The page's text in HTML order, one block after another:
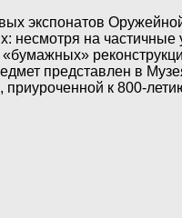
экспонатов
несмотря на
«бумажных»
представлен в
приуроченной к 800-